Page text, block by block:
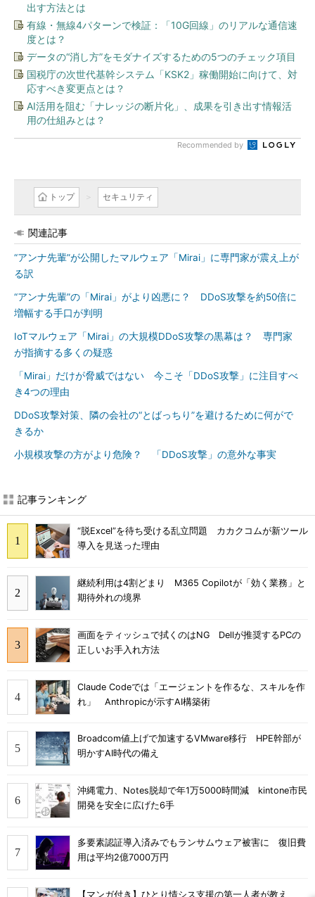
出す方法とは
有線・無線4パターンで検証：「10G回線」のリアルな通信速
度とは？
データの“消し方”をモダナイズするための5つのチェック項目
国税庁の次世代基幹システム「KSK2」稼働開始に向けて、対
応すべき変更点とは？
AI活用を阻む「ナレッジの断片化」、成果を引き出す情報活
用の仕組みとは？
Recommended by
トップ セキュリティ
関連記事
“アンナ先輩”が公開したマルウェア「Mirai」に専門家が震え上が
る訳
“アンナ先輩”の「Mirai」がより凶悪に？ DDoS攻撃を約50倍に
増幅する手口が判明
IoTマルウェア「Mirai」の大規模DDoS攻撃の黒幕は？ 専門家
が指摘する多くの疑惑
「Mirai」だけが脅威ではない 今こそ「DDoS攻撃」に注目すべ
き4つの理由
DDoS攻撃対策、隣の会社の“とばっちり”を避けるために何がで
きるか
小規模攻撃の方がより危険？ 「DDoS攻撃」の意外な事実
記事ランキング
“脱Excel”を待ち受ける乱立問題 カカクコムが新ツール
導入を見送った理由
継続利用は4割どまり M365 Copilotが「効く業務」と
期待外れの境界
画面をティッシュで拭くのはNG Dellが推奨するPCの
正しいお手入れ方法
Claude Codeでは「エージェントを作るな、スキルを作
れ」 Anthropicが示すAI構築術
Broadcom値上げで加速するVMware移行 HPE幹部が
明かすAI時代の備え
沖縄電力、Notes脱却で年1万5000時間減 kintone市民
開発を安全に広げた6手
多要素認証導入済みでもランサムウェア被害に 復旧費
用は平均2億7000万円
【マンガ付き】ひとり情シス支援の第一人者が教え